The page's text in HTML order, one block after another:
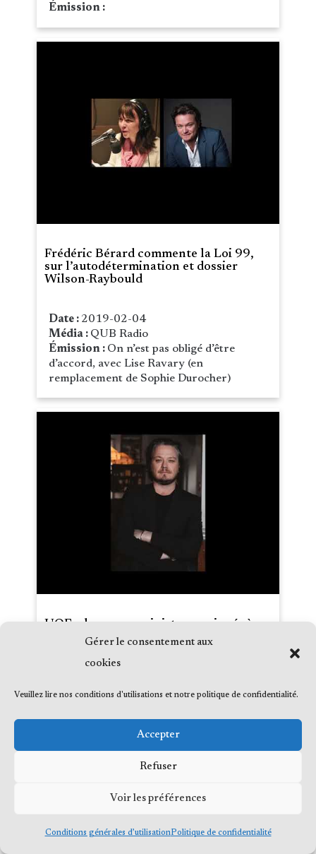
Gérer le consentement aux
cookies
Veuillez lire nos conditions d'utilisations et notre politique de confidentialité.
Accepter
Refuser
Voir les préférences
Conditions générales d’utilisationPolitique de confidentialité
Émission :
Frédéric Bérard commente la Loi 99,
sur l’autodétermination et dossier
Wilson-Raybould
Date : 2019-02-04
Média : QUB Radio
Émission : On n’est pas obligé d’être
d’accord, avec Lise Ravary (en
remplacement de Sophie Durocher)
UOF : deux sous-ministres assignés à
comparaître devant un comité fédéral
Média :Radio-Canada